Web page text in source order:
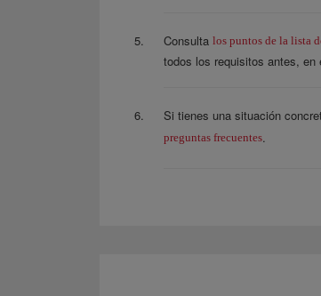
Consulta los puntos de la lista
todos los requisitos antes, en
Si tienes una situación
preguntas frecuentes.